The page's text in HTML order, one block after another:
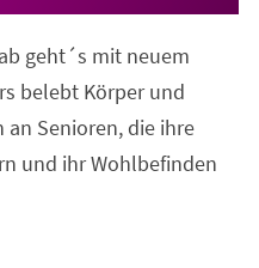
geht´s mit neuem
belebt Körper und
an Senioren, die ihre
und ihr Wohlbefinden